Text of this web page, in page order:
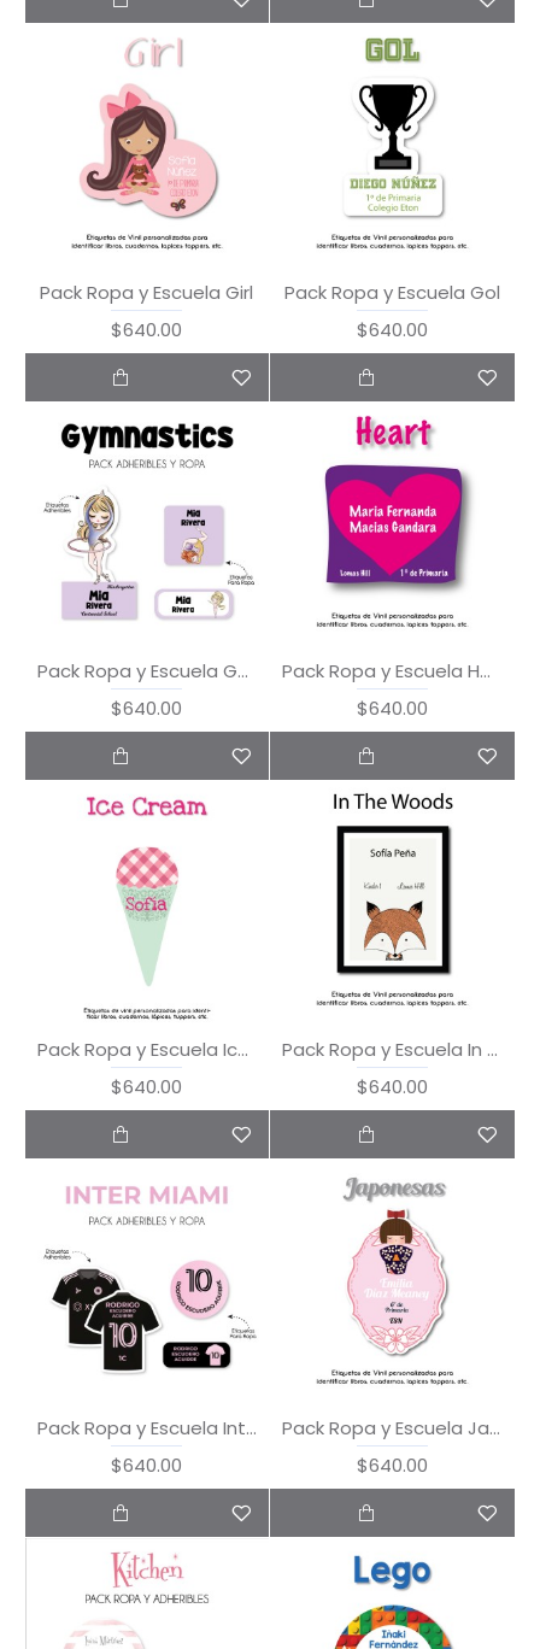
Pack Ropa y Escuela Girl
$640.00
Pack Ropa y Escuela Gol
$640.00
Pack Ropa y Escuela Gymnastics
$640.00
Pack Ropa y Escuela Heart
$640.00
Pack Ropa y Escuela Ice Cream
$640.00
Pack Ropa y Escuela In the Woods
$640.00
Pack Ropa y Escuela Inter Miami
$640.00
Pack Ropa y Escuela Japonesas
$640.00